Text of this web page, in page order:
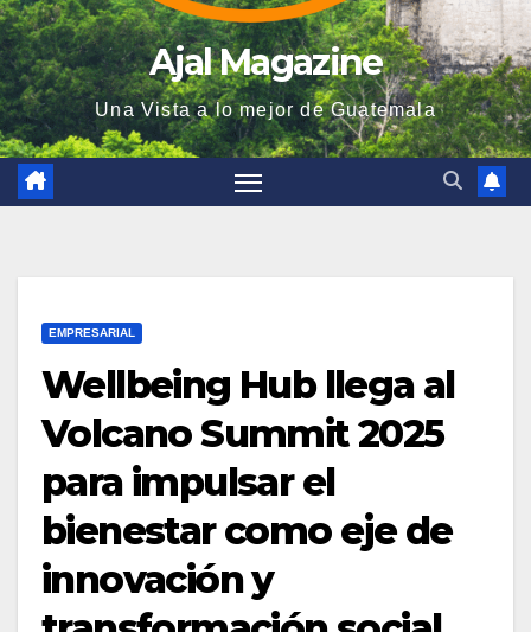
Ajal Magazine
Una Vista a lo mejor de Guatemala
EMPRESARIAL
Wellbeing Hub llega al
Volcano Summit 2025
para impulsar el
bienestar como eje de
innovación y